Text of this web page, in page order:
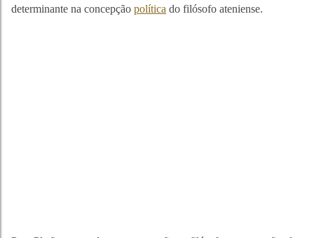
determinante na concepção política do filósofo ateniense.